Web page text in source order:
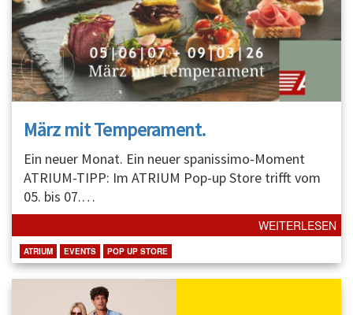
März mit Temperament.
Ein neuer Monat. Ein neuer spanissimo-Moment
ATRIUM-TIPP: Im ATRIUM Pop-up Store trifft vom
05. bis 07.…
WEITERLESEN
ATRIUM EVENTS POP UP STORE